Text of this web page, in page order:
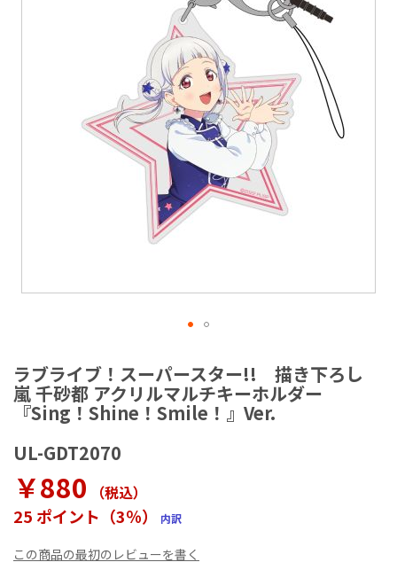
ラブライブ！スーパースター!! 描き下ろし
嵐 千砂都 アクリルマルチキーホルダー
『Sing！Shine！Smile！』Ver.
UL-GDT2070
￥880 （税込）
25 ポイント（3％） 内訳
この商品の最初のレビューを書く
メ
ー
ジ
ギ
ラ
ー
最
に